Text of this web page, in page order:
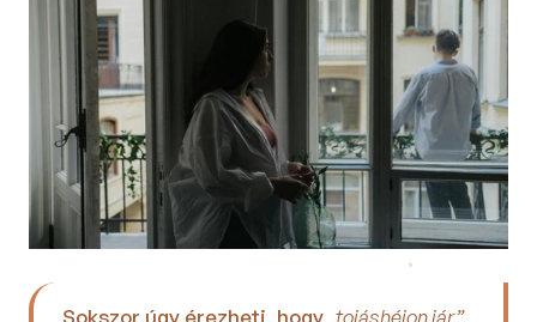
Időpontfoglalás